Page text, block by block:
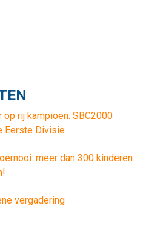
rij kampioen: SBC2000
Eerste Divisie
meer dan 300 kinderen
vergadering